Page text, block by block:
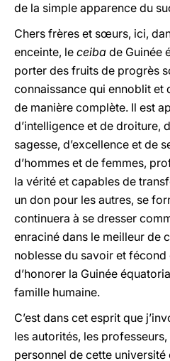
de la simple apparence du
Chers frères et sœurs, ici,
enceinte, le ceiba de Guinée
porter des fruits de progrès
connaissance qui ennoblit et
de manière complète. Il est
d’intelligence et de droiture,
sagesse, d’excellence et de
d’hommes et de femmes,
la vérité et capables de
un don pour les autres, se
continuera à se dresser
enraciné dans le meilleur de
noblesse du savoir et
d’honorer la Guinée
famille humaine.
C’est dans cet esprit que
les autorités, les
personnel de cette